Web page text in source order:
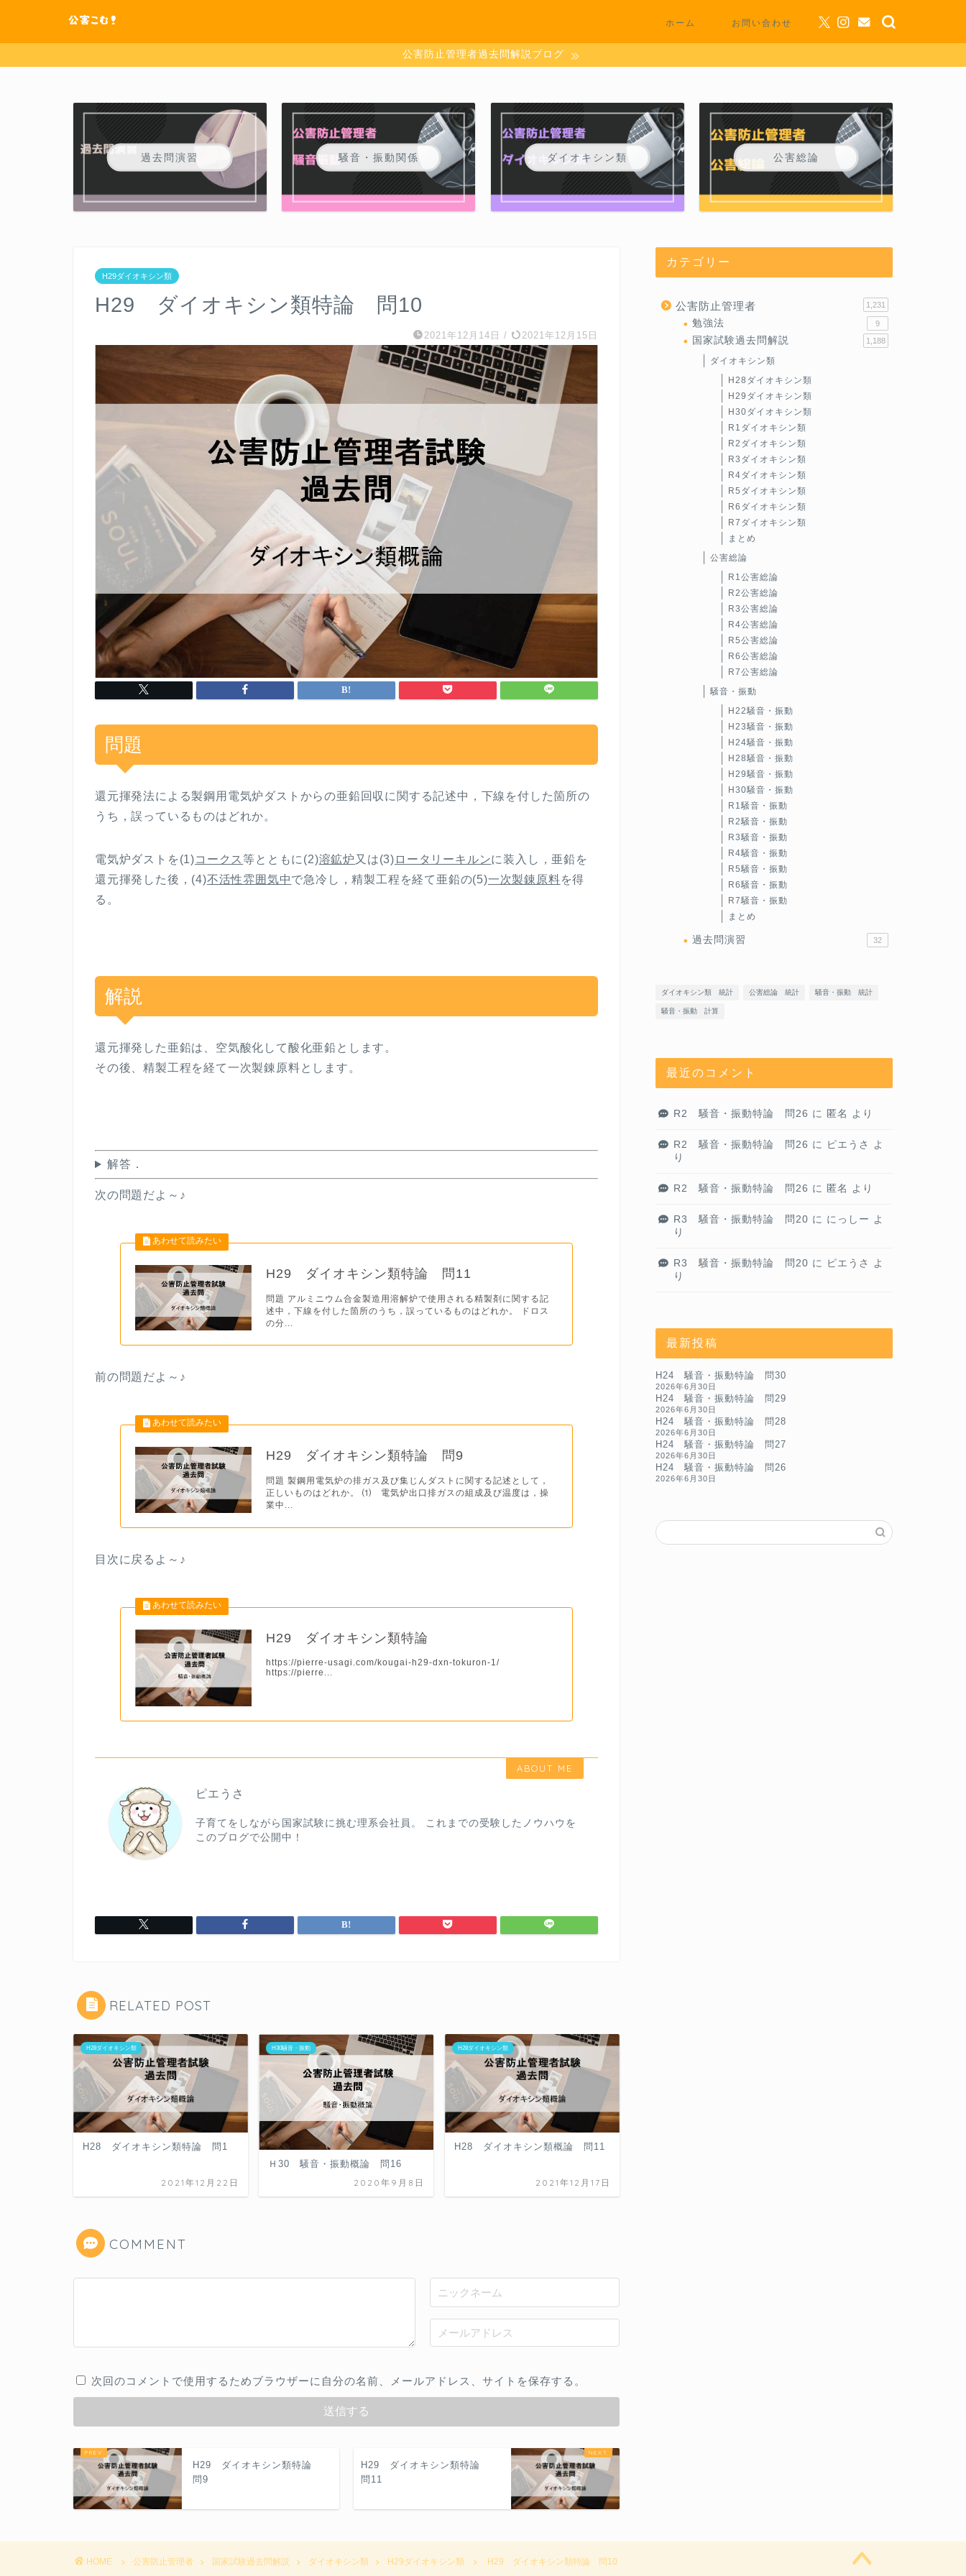
ホーム お問い合わせ
公害防止管理者過去問解説ブログ
過去問演習 騒音・振動関係 ダイオキシン類 公害総論
H29ダイオキシン類
H29 ダイオキシン類特論 問10
2021年12月14日 / 2021年12月15日
問題
還元揮発法による製鋼用電気炉ダストからの亜鉛回収に関する記述中，下線を付した箇所の
うち，誤っているものはどれか。
電気炉ダストを(1)コークス 等とともに(2)溶鉱炉 又は(3) ロータリーキルンに装入し，亜鉛を
還元揮発した後，(4)不活性雰囲気中で急冷し，精製工程を経て亜鉛の(5)一次製錬原料を得
る。
解説
還元揮発した亜鉛は、空気酸化して酸化亜鉛とします。
その後、精製工程を経て一次製錬原料とします。
解答．
次の問題だよ～♪
H29 ダイオキシン類特論 問11
問題 アルミニウム合金製造用溶解炉で使用される精製剤に関する記
述中，下線を付した箇所のうち，誤っているものはどれか。 ドロス
の分...
前の問題だよ ～♪
H29 ダイオキシン類特論 問9
問題 製鋼用電気炉の排ガス及び集じんダストに関する記述として，
正しいものはどれか。 ⑴ 電気炉出口排ガスの組成及び温度は，操
業中...
目次に戻るよ～♪
H29 ダイオキシン類特論
https://pierre-usagi.com/kougai-h29-dxn-tokuron-1/
https://pierre...
ABOUT ME
ピエうさ
子育てをしながら国家試験に挑む理系会社員。 これまでの受験したノウハウを
このブログで公開中！
RELATED POST
H28ダイオキシン類
H28 ダイオキシン類特論 問1
2021年12月22日
H30騒音・振動
Ｈ30 騒音・振動概論 問16
2020年9月8日
H28ダイオキシン類
H28 ダイオキシン類概論 問11
2021年12月17日
COMMENT
次回のコメントで使用するためブラウザーに自分の名前、メールアドレス、サイトを保存する。
H29 ダイオキシン類特論
問9
H29 ダイオキシン類特論
問11
カテゴリー
公害防止管理者 1,231
勉強法 9
国家試験過去問解説 1,188
ダイオキシン類
H28ダイオキシン類
H29ダイオキシン類
H30ダイオキシン類
R1ダイオキシン類
R2ダイオキシン類
R3ダイオキシン類
R4ダイオキシン類
R5ダイオキシン類
R6ダイオキシン類
R7ダイオキシン類
まとめ
公害総論
R1公害総論
R2公害総論
R3公害総論
R4公害総論
R5公害総論
R6公害総論
R7公害総論
騒音・振動
H22騒音・振動
H23騒音・振動
H24騒音・振動
H28騒音・振動
H29騒音・振動
H30騒音・振動
R1騒音・振動
R2騒音・振動
R3騒音・振動
R4騒音・振動
R5騒音・振動
R6騒音・振動
R7騒音・振動
まとめ
過去問演習 32
ダイオキシン類 統計 公害総論 統計 騒音・振動 統計
騒音・振動 計算
最近のコメント
R2 騒音・振動特論 問26 に 匿名 より
R2 騒音・振動特論 問26 に ピエうさ
よ
り
R2 騒音・振動特論 問26 に 匿名 より
R3 騒音・振動特論 問20 に にっしー よ
り
R3 騒音・振動特論 問20 に ピエうさ
よ
り
最新投稿
H24 騒音・振動特論 問30
2026年6月30日
H24 騒音・振動特論 問29
2026年6月30日
H24 騒音・振動特論 問28
2026年6月30日
H24 騒音・振動特論 問27
2026年6月30日
H24 騒音・振動特論 問26
2026年6月30日
HOME 公害防止管理者 国家試験過去問解説 ダイオキシン類 H29ダイオキシン類 H29 ダイオキシン類特論 問10